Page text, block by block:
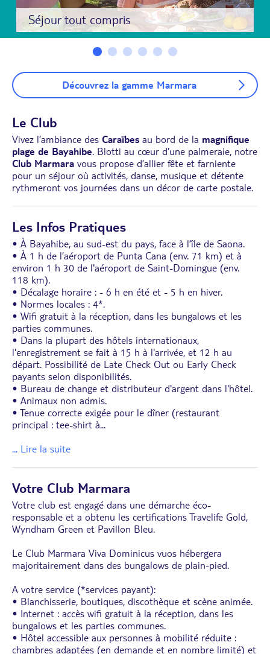
Séjour tout compris
Découvrez la gamme Marmara
Le Club
Vivez l’ambiance des Caraïbes au bord de la magnifique
plage de Bayahibe. Blotti au cœur d’une palmeraie, notre
Club Marmara vous propose d’allier fête et farniente
pour un séjour où activités, danse, musique et détente
rythmeront vos journées dans un décor de carte postale.
Les Infos Pratiques
• À Bayahibe, au sud-est du pays, face à l’île de Saona.
• À 1 h de l’aéroport de Punta Cana (env. 71 km) et à
environ 1 h 30 de l'aéroport de Saint-Domingue (env.
118 km).
• Décalage horaire : - 6 h en été et - 5 h en hiver.
• Normes locales : 4*.
• Wifi gratuit à la réception, dans les bungalows et les
parties communes.
• Dans la plupart des hôtels internationaux,
l'enregistrement se fait à 15 h à l'arrivée, et 12 h au
départ. Possibilité de Late Check Out ou Early Check
payants selon disponibilités.
• Bureau de change et distributeur d'argent dans l'hôtel.
• Animaux non admis.
• Tenue correcte exigée pour le dîner (restaurant
principal : tee-shirt à...
... Lire la suite
Votre Club Marmara
Votre club est engagé dans une démarche éco-
responsable et a obtenu les certifications Travelife Gold,
Wyndham Green et Pavillon Bleu.
Le Club Marmara Viva Dominicus vuos hébergera
majoritairement dans des bungalows de plain-pied.
A votre service (*services payant):
• Blanchisserie, boutiques, discothèque et scène animée.
• Internet : accès wifi gratuit à la réception, dans les
bungalows et les parties communes.
• Hôtel accessible aux personnes à mobilité réduite :
chambres adaptées (en demande et en nombre limité) et